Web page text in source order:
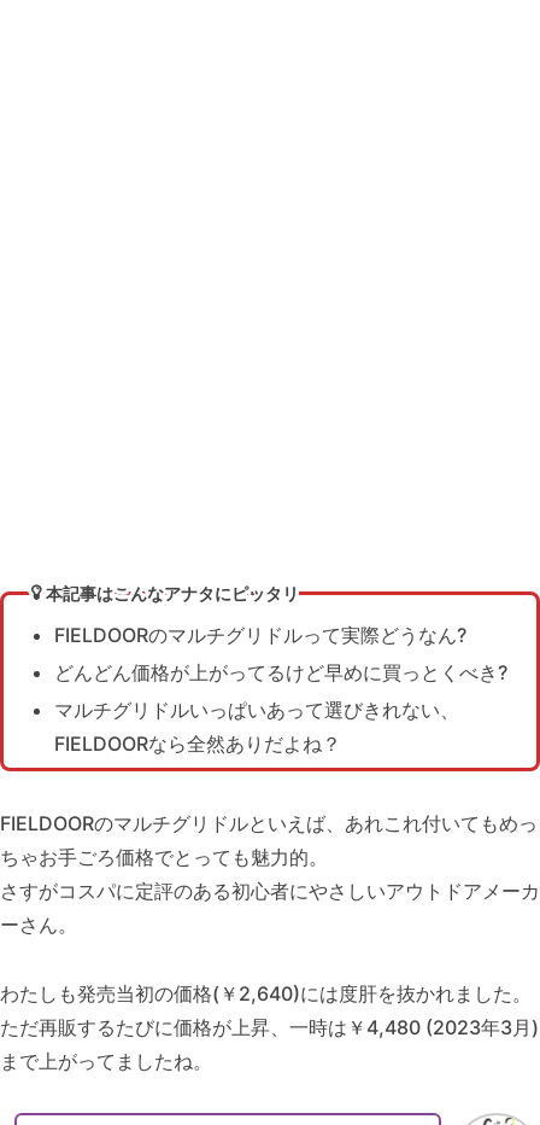
本記事はこんなアナタにピッタリ
FIELDOORのマルチグリドルって実際どうなん?
どんどん価格が上がってるけど早めに買っとくべき?
マルチグリドルいっぱいあって選びきれない、
FIELDOORなら全然ありだよね？
FIELDOORのマルチグリドルといえば、あれこれ付いてもめっ
ちゃお手ごろ価格でとっても魅力的。
さすがコスパに定評のある初心者にやさしいアウトドアメーカ
ーさん。
わたしも発売当初の価格(￥2,640)には度肝を抜かれました。
ただ再販するたびに価格が上昇、一時は￥4,480 (2023年3月)
まで上がってましたね。